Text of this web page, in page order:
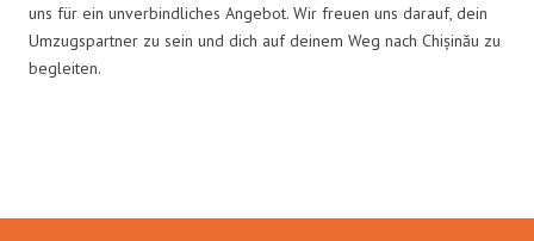
uns für ein unverbindliches Angebot. Wir freuen uns darauf, dein
Umzugspartner zu sein und dich auf deinem Weg nach Chișinău zu
begleiten.